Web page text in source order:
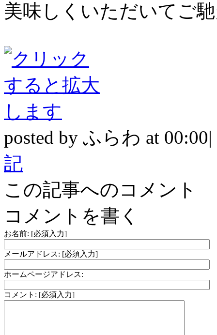
美味しくいただいてご
posted by ふらわ at 00:00|
記
この記事へのコメント
コメントを書く
お名前: [必須入力]
メールアドレス: [必須入力]
ホームページアドレス:
コメント: [必須入力]